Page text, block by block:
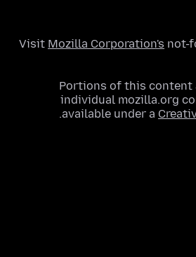
Visit Mozilla Corporation's not-
Portions of this content
individual mozilla.org
available under a
.